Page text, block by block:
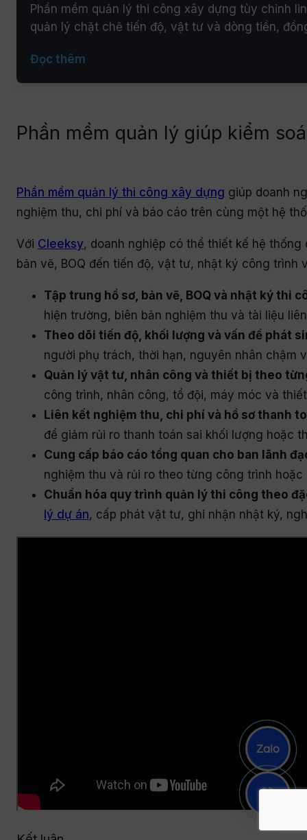
Phần mềm quản lý thi công xây dựng tùy chỉnh
quản lý chặt chẽ tiến độ, vật tư và dòng tiền,
Đọc thêm
Phần mềm quản lý giúp kiểm
Phần mềm quản lý thi công xây dựng giúp doanh
nghiệm thu, chi phí và báo cáo trên cùng một hệ
Với Cleeksy, doanh nghiệp có thể thiết kế hệ
bản vẽ, BOQ đến tiến độ, vật tư, nhật ký công trình
Tập trung hồ sơ, bản vẽ, BOQ và nhật ký thi
hiện trường, biên bản nghiệm thu và tài liệu
Theo dõi tiến độ, khối lượng và vấn đề phát
người phụ trách, thời hạn, nguyên nhân chậm
Quản lý vật tư, nhân công và thiết bị theo
công trình, nhân công, tổ đội, máy móc và
Liên kết nghiệm thu, chi phí và hồ sơ thanh
để giảm rủi ro thanh toán sai khối lượng hoặc
Cung cấp báo cáo tổng quan cho ban lãnh
nghiệm thu và rủi ro theo từng công trình
Chuẩn hóa quy trình quản lý thi công theo
lý dự án, cấp phát vật tư, ghi nhận nhật ký,